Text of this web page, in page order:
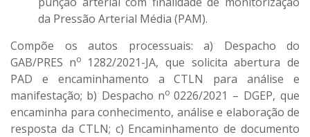
da Pressão Arterial Média (PAM).
Compõe os autos processuais: a) Despacho do
GAB/PRES no
1282/2021-JA, que solicita abertura de
PAD e encaminhamento a CTLN para análise e
manifestação; b) Despacho no 0226/2021 – DGEP, que
encaminha para conhecimento, análise e elaboração de
resposta da CTLN; c) Encaminhamento de documento